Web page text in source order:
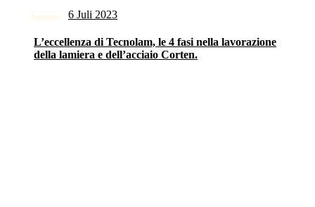
6 Juli 2023
L’eccellenza di Tecnolam, le 4 fasi nella lavorazione
della lamiera e dell’acciaio Corten.